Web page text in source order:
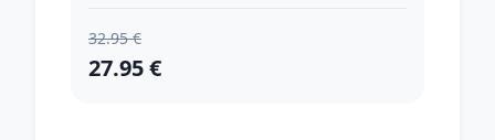
32.95 €
27.95 €